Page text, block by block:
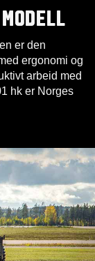
er den
ergonomi og
arbeid med
hk er Norges